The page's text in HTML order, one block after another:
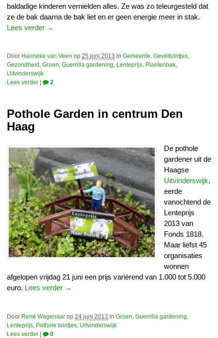
baldadige kinderen vernielden alles. Ze was zo teleurgesteld dat
ze de bak daarna de bak liet en er geen energie meer in stak.
Lees verder →
Door Hanneke van Veen op 25 juni 2013 in Gemeente, Geveltuintjes,
Gezondheid , Groen, Guerrilla gardening, Lenteprijs, Plantenbak,
Uitvinderswijk
Lees verder
2
Pothole Garden in centrum Den
Haag
De pothole
gardener uit de
Haagse
Uitvinderswijk,
eerde
vanochtend de
Lenteprijs
2013 van
Fonds 1818.
Maar liefst 45
organisaties
wonnen
afgelopen vrijdag 21 juni een prijs variërend van 1.000 tot 5.000
euro. Lees verder →
Door René Wagenaar op 24 juni 2013 in Groen Guerrilla gardening
Lenteprijs Pothole tuintjes Uitvinderswijk
Lees verder | 0